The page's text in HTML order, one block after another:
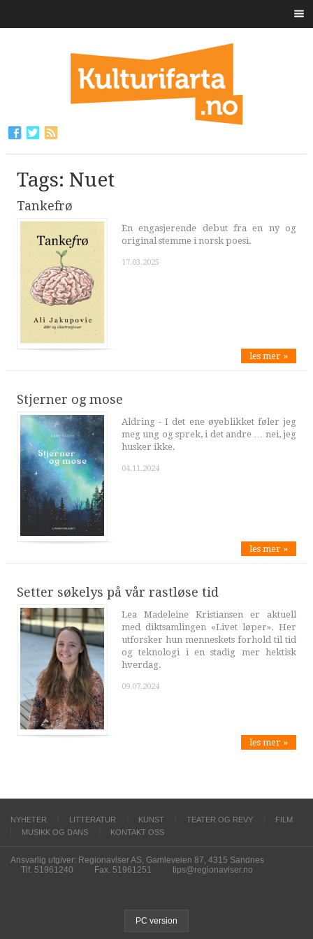
Tags: Nuet
Tankefrø
En engasjerende debut fra en ny og
original stemme i norsk poesi.
17.03.2025
les mer »
Stjerner og mose
Aldring - I det ene øyeblikket føler jeg
meg ung og sprek, i det andre … nei, jeg
husker ikke.
04.11.2024
les mer »
Setter søkelys på vår rastløse tid
Lea Madeleine Kristiansen er aktuell
med diktsamlingen «Livet løper». Her
utforsker hun menneskets forhold til tid
og teknologi i en stadig mer hektisk
hverdag.
09.07.2024
les mer »
NYHETER LITTERATUR KUNST TEATER OG REVY
FILM
MUSIKK OG DANS
KONTAKT OSS
Ansvarlig utgiver: Regionaviser AS, Gamleveien 87, 4315 Sandnes
Tlf. 51961240
Fax. 51961251 tips@regionaviser.no
PC version